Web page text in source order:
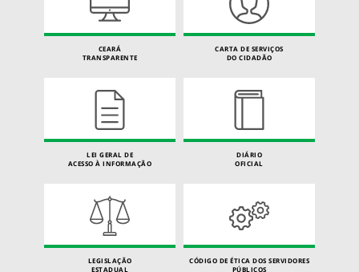
CEARÁ
TRANSPARENTE
CARTA DE SERVIÇOS
DO CIDADÃO
LEI GERAL DE
ACESSO À INFORMAÇÃO
DIÁRIO
OFICIAL
LEGISLAÇÃO
ESTADUAL
CÓDIGO DE ÉTICA DOS SERVIDORES
PÚBLICOS